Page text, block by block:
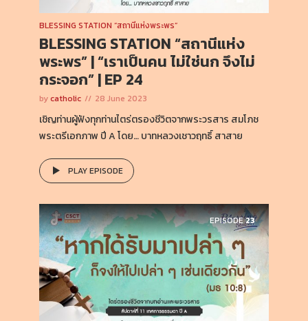
BLESSING STATION “สถานีแห่งพระพร”
BLESSING STATION “สถานีแห่ง
พระพร” | “เราเป็นคน ไม่ใช่นก จึงไม่
กระจอก” | EP 24
bycatholic 28 June 2023
เชิญท่านผู้ฟังทุกท่านไตร่ตรองชีวิตจากพระวรสาร สมโภช
พระตรีเอกภาพ ปี A โดย… บาทหลวงเชาวฤทธิ์ สาสาย
PLAY EPISODE
EPISODE23